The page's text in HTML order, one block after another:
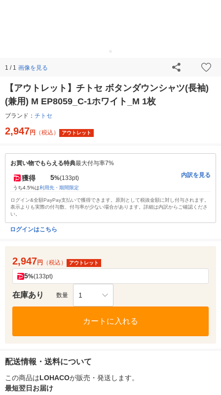
1 / 1 画像を見る
【アウトレット】チトセ ボタンダウンシャツ(長袖)
(兼用) M EP8059_C-1ホワイト_M 1枚
ブランド： チトセ
2,947円 （税込） アウトレット
お買い物でもらえる特典最大付与率7%
獲得 5%(133pt)
うち4.5%は利用先・期間限定
内訳を見る
ログイン&全額PayPay支払いで獲得できます。原則として税抜金額に対し付与されます。
表示よりも実際の付与数、付与率が少ない場合があります。詳細は内訳からご確認くださ
い。
ログインはこちら
2,947円 （税込） アウトレット
5%(133pt)
在庫あり 数量 1
カートに入れる
配送情報・送料について
この商品はLOHACOが販売・発送します。
最短翌日お届け